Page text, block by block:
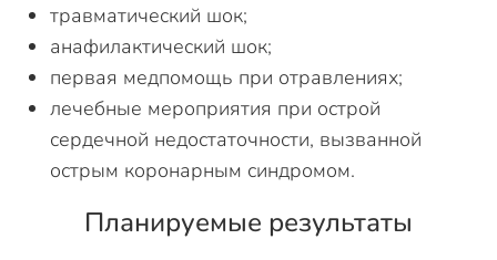
травматический шок;
анафилактический шок;
первая медпомощь при отравлениях;
лечебные мероприятия при острой
сердечной недостаточности, вызванной
острым коронарным синдромом.
Планируемые результаты